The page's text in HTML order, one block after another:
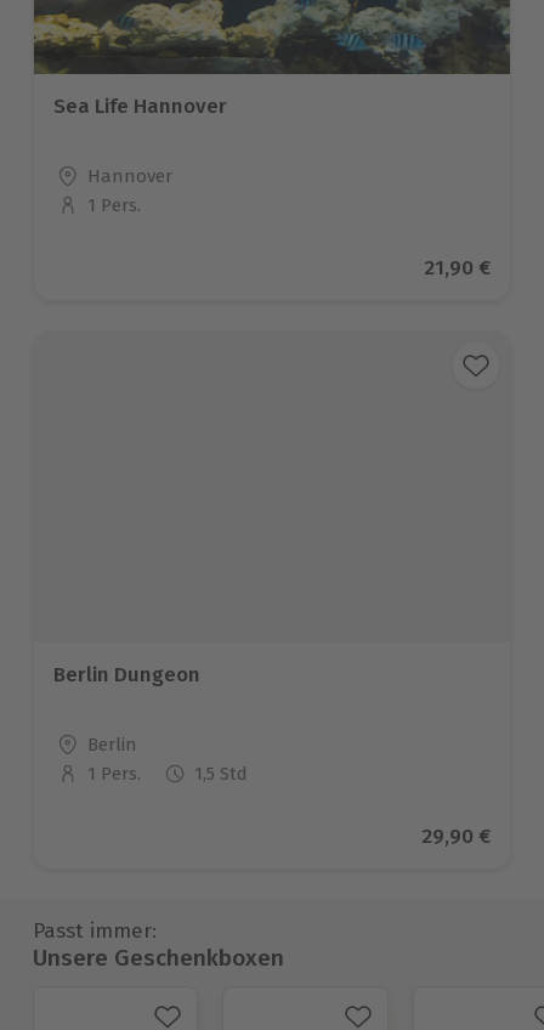
Sea Life Hannover
Standort
Hannover
Anzahl der Teilnehmer
1 Pers.
Aktueller
21,90 €
Berlin Dungeon
Standort
Berlin
Anzahl der Teilnehmer
1 Pers. 1,5 Std
Aktueller
29,90 €
Passt immer:
Unsere Geschenkboxen